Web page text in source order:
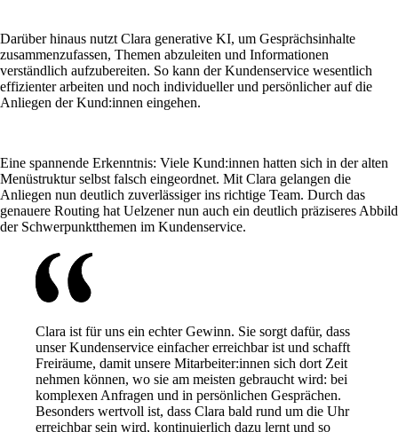
Darüber hinaus nutzt Clara generative KI, um Gesprächsinhalte
zusammenzufassen, Themen abzuleiten und Informationen
verständlich aufzubereiten. So kann der Kundenservice wesentlich
effizienter arbeiten und noch individueller und persönlicher auf die
Anliegen der Kund:innen eingehen.
Eine spannende Erkenntnis: Viele Kund:innen hatten sich in der alten
Menüstruktur selbst falsch eingeordnet. Mit Clara gelangen die
Anliegen nun deutlich zuverlässiger ins richtige Team. Durch das
genauere Routing hat Uelzener nun auch ein deutlich präziseres Abbild
der Schwerpunktthemen im Kundenservice.
Clara ist für uns ein echter Gewinn. Sie sorgt dafür, dass
unser Kundenservice einfacher erreichbar ist und schafft
Freiräume, damit unsere Mitarbeiter:innen sich dort Zeit
nehmen können, wo sie am meisten gebraucht wird: bei
komplexen Anfragen und in persönlichen Gesprächen.
Besonders wertvoll ist, dass Clara bald rund um die Uhr
erreichbar sein wird, kontinuierlich dazu lernt und so